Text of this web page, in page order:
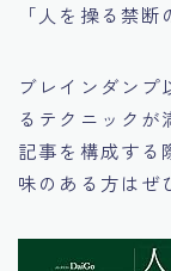
「人を操る禁
ブレインダン
るテクニックが
記事を構成する
味のある方はぜ